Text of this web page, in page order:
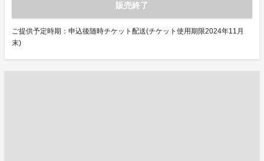
販売終了
ご提供予定時期：申込後随時チケット配送(チケット使用期限2024年11月
末)